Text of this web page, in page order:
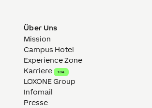
Über Uns
Mission
Campus Hotel
Experience Zone
Karriere
104
LOXONE Group
Infomail
Presse